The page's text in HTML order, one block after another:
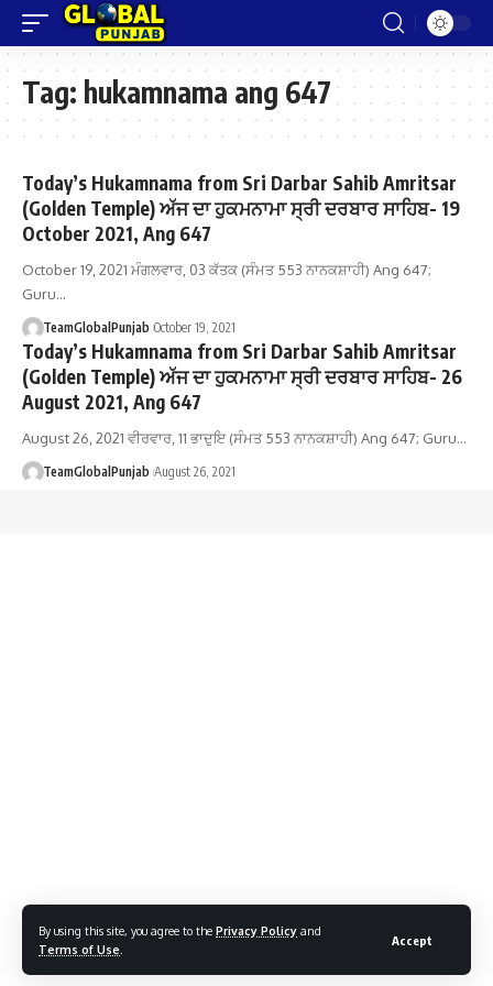
By using this site, you agree to the Privacy Policy and
Terms of Use
Accept
Tag: hukamnama ang 647
Today’s Hukamnama from Sri Darbar Sahib Amritsar
(Golden Temple) ਅੱਜ ਦਾ ਹੁਕਮਨਾਮਾ ਸ੍ਰੀ ਦਰਬਾਰ ਸਾਹਿਬ- 19
October 2021, Ang 647
October 19, 2021 ਮੰਗਲਵਾਰ, 03 ਕੱਤਕ (ਸੰਮਤ 553 ਨਾਨਕਸ਼ਾਹੀ) Ang 647;
Guru…
TeamGlobalPunjab October 19, 2021
Today’s Hukamnama from Sri Darbar Sahib Amritsar
(Golden Temple) ਅੱਜ ਦਾ ਹੁਕਮਨਾਮਾ ਸ੍ਰੀ ਦਰਬਾਰ ਸਾਹਿਬ- 26
August 2021, Ang 647
August 26, 2021 ਵੀਰਵਾਰ, 11 ਭਾਦੁਇ (ਸੰਮਤ 553 ਨਾਨਕਸ਼ਾਹੀ) Ang 647; Guru…
TeamGlobalPunjab August 26, 2021